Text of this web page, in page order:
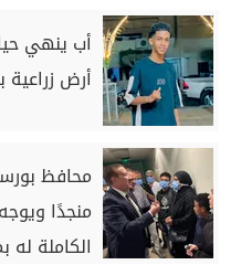
أب ينهي
أرض زراعية
محافظ
منجدًا
الكاملة